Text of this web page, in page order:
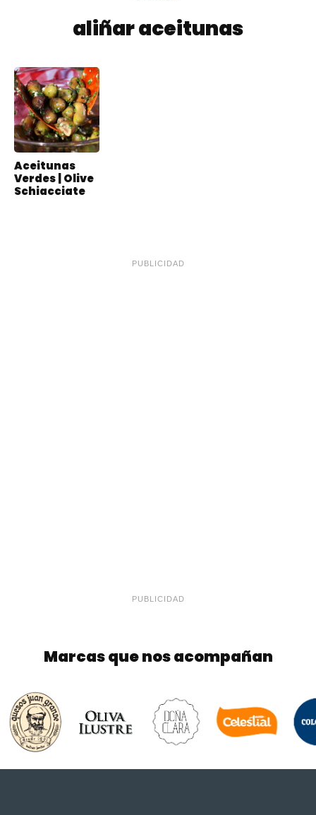
aliñar aceitunas
Aceitunas
Verdes | Olive
Schiacciate
PUBLICIDAD
PUBLICIDAD
Marcas que nos acompañan